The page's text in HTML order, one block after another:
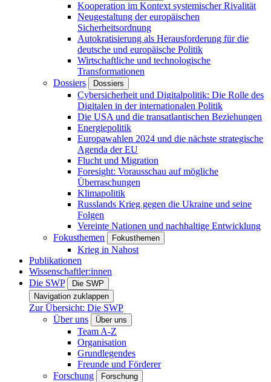
Kooperation im Kontext systemischer Rivalität
Neugestaltung der europäischen
Sicherheitsordnung
Autokratisierung als Herausforderung für die
deutsche und europäische Politik
Wirtschaftliche und technologische
Transformationen
Dossiers
Dossiers
Cybersicherheit und Digitalpolitik: Die Rolle des
Digitalen in der internationalen Politik
Die USA und die transatlantischen Beziehungen
Energiepolitik
Europawahlen 2024 und die nächste strategische
Agenda der EU
Flucht und Migration
Foresight: Vorausschau auf mögliche
Überraschungen
Klimapolitik
Russlands Krieg gegen die Ukraine und seine
Folgen
Vereinte Nationen und nachhaltige Entwicklung
Fokusthemen
Fokusthemen
Krieg in Nahost
Publikationen
Wissenschaftler:innen
Die SWP
Die SWP
Navigation zuklappen
Zur Übersicht: Die SWP
Über uns
Über uns
Team A-Z
Organisation
Grundlegendes
Freunde und Förderer
Forschung
Forschung